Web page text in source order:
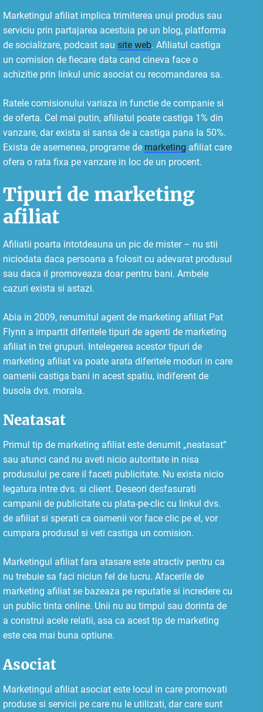
Marketingul afiliat implica trimiterea unui produs sau
serviciu prin partajarea acestuia pe un blog, platforma
de socializare, podcast sau site web. Afiliatul castiga
un comision de fiecare data cand cineva face o
achizitie prin linkul unic asociat cu recomandarea sa.
Ratele comisionului variaza in functie de companie si
de oferta. Cel mai putin, afiliatul poate castiga 1% din
vanzare, dar exista si sansa de a castiga pana la 50%.
Exista de asemenea, programe de marketing afiliat care
ofera o rata fixa pe vanzare in loc de un procent.
Tipuri de marketing
afiliat
Afiliatii poarta intotdeauna un pic de mister – nu stii
niciodata daca persoana a folosit cu adevarat produsul
sau daca il promoveaza doar pentru bani. Ambele
cazuri exista si astazi.
Abia in 2009, renumitul agent de marketing afiliat Pat
Flynn a impartit diferitele tipuri de agenti de marketing
afiliat in trei grupuri. Intelegerea acestor tipuri de
marketing afiliat va poate arata diferitele moduri in care
oamenii castiga bani in acest spatiu, indiferent de
busola dvs. morala.
Neatasat
Primul tip de marketing afiliat este denumit „neatasat”
sau atunci cand nu aveti nicio autoritate in nisa
produsului pe care il faceti publicitate. Nu exista nicio
legatura intre dvs. si client. Deseori desfasurati
campanii de publicitate cu plata-pe-clic cu linkul dvs.
de afiliat si sperati ca oamenii vor face clic pe el, vor
cumpara produsul si veti castiga un comision.
Marketingul afiliat fara atasare este atractiv pentru ca
nu trebuie sa faci niciun fel de lucru. Afacerile de
marketing afiliat se bazeaza pe reputatie si incredere cu
un public tinta online. Unii nu au timpul sau dorinta de
a construi acele relatii, asa ca acest tip de marketing
este cea mai buna optiune.
Asociat
Marketingul afiliat asociat este locul in care promovati
produse si servicii pe care nu le utilizati, dar care sunt